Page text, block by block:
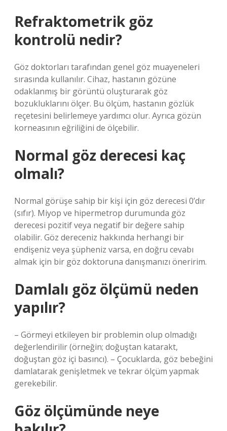
Refraktometrik göz
kontrolü nedir?
Göz doktorları tarafından genel göz muayeneleri
sırasında kullanılır. Cihaz, hastanın gözüne
odaklanmış bir görüntü oluşturarak göz
bozukluklarını ölçer. Bu ölçüm, hastanın gözlük
reçetesini belirlemeye yardımcı olur. Ayrıca gözün
korneasının eğriliğini de ölçebilir.
Normal göz derecesi kaç
olmalı?
Normal görüşe sahip bir kişi için göz derecesi 0’dır
(sıfır). Miyop ve hipermetrop durumunda göz
derecesi pozitif veya negatif bir değere sahip
olabilir. Göz dereceniz hakkında herhangi bir
endişeniz veya şüpheniz varsa, en doğru cevabı
almak için bir göz doktoruna danışmanızı öneririm.
Damlalı göz ölçümü neden
yapılır?
– Görmeyi etkileyen bir problemin olup olmadığı
değerlendirilir (örneğin; doğuştan katarakt,
doğuştan göz içi basıncı). – Çocuklarda, göz bebeğini
damlatarak genişletmek ve tekrar ölçüm yapmak
gerekebilir.
Göz ölçümünde neye